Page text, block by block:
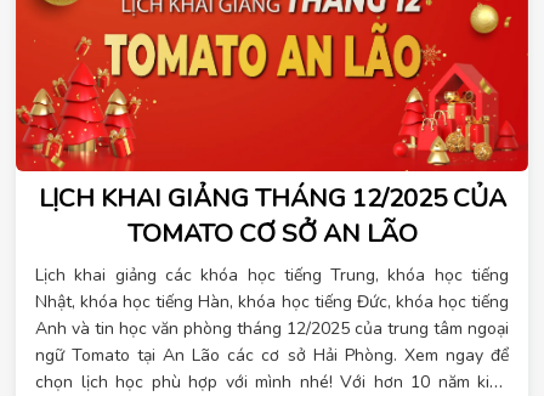
LỊCH KHAI GIẢNG THÁNG 12/2025 CỦA
TOMATO CƠ SỞ AN LÃO
Lịch khai giảng các khóa học tiếng Trung, khóa học tiếng
Nhật, khóa học tiếng Hàn, khóa học tiếng Đức, khóa học tiếng
Anh và tin học văn phòng tháng 12/2025 của trung tâm ngoại
ngữ Tomato tại An Lão các cơ sở Hải Phòng. Xem ngay để
chọn lịch học phù hợp với mình nhé! Với hơn 10 năm kinh